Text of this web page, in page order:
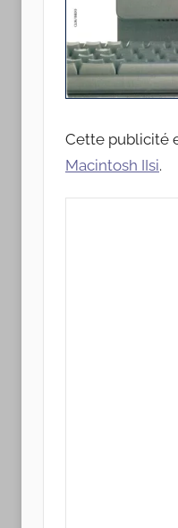
Cette publicité
Macintosh IIsi.